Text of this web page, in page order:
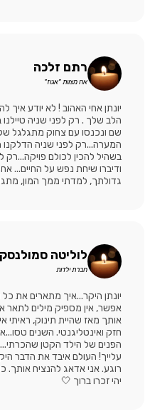
רתם זלכה
אח מצוות "אגוז"
יונתן אחי האהוב !
הלב שלך . רק לפני שניה
שם ונכנסו עם צחוק מתגלגל
המערה...רק לפני שניה הדלקנו
בשהיל להכין לכולם פויקה...רק
ודיברו שיחת נפש על החיים...
גדולתך, למדתי ממך המון,
לוליטה
חברת ילדות
יונתן היקר...איך מתארים את כל
אפשר, אין מספיק מילים לתאר
אותך מאז שהיית תינוק, ראיתי
חזק ואינטליגנטי. השנים
עלייך! העולם איבד את
יהי זכרו ברוך 🤍